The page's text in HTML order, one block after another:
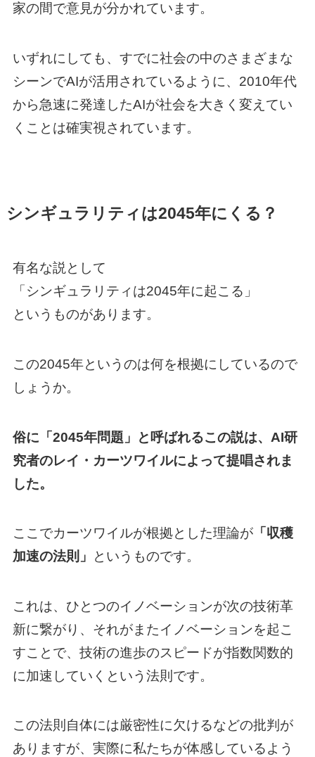
家の間で意見が分かれています。
いずれにしても、すでに社会の中のさまざまな
シーンでAIが活用されているように、2010年代
から急速に発達したAIが社会を大きく変えてい
くことは確実視されています。
シンギュラリティは2045年にくる？
有名な説として
「シンギュラリティは2045年に起こる」
というものがあります。
この2045年というのは何を根拠にしているので
しょうか。
俗に「2045年問題」と呼ばれるこの説は、AI研
究者のレイ・カーツワイルによって提唱されま
した。
ここでカーツワイルが根拠とした理論が「収穫
加速の法則」
というものです。
これは、ひとつのイノベーションが次の技術革
新に繋がり、それがまたイノベーションを起こ
すことで、技術の進歩のスピードが指数関数的
に加速していくという法則です。
この法則自体には厳密性に欠けるなどの批判が
ありますが、実際に私たちが体感しているよう